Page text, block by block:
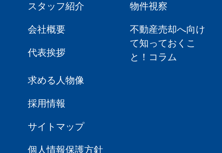
スタッフ紹介
会社概要
代表挨拶
物件視察
不動産売却へ向け
て知っておくこ
と！コラム
求める人物像
採用情報
サイトマップ
個人情報保護方針